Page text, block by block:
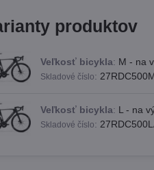
produktov
Veľkosť bicykla: M - na
Skladové číslo:
Veľkosť bicykla: L - na
Skladové číslo: